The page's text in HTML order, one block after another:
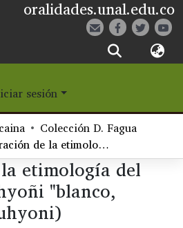
oralidades.unal.edu.co
sesión
Colección D. Fagua
Aclaración de la etimología del término Matuhyoñi "blanco, mestizo" (Matuhyoni)
etimología del
"blanco,